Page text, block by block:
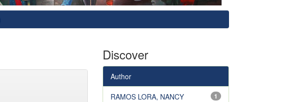
Discover
Author
1
RAMOS LORA, NANCY